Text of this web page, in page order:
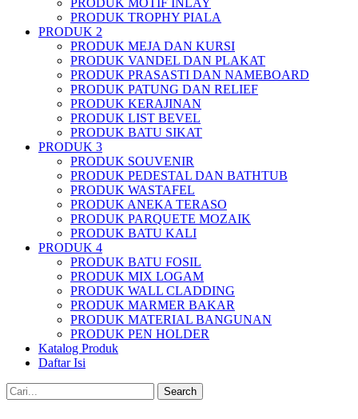
PRODUK MOTIF INLAY
PRODUK TROPHY PIALA
PRODUK 2
PRODUK MEJA DAN KURSI
PRODUK VANDEL DAN PLAKAT
PRODUK PRASASTI DAN NAMEBOARD
PRODUK PATUNG DAN RELIEF
PRODUK KERAJINAN
PRODUK LIST BEVEL
PRODUK BATU SIKAT
PRODUK 3
PRODUK SOUVENIR
PRODUK PEDESTAL DAN BATHTUB
PRODUK WASTAFEL
PRODUK ANEKA TERASO
PRODUK PARQUETE MOZAIK
PRODUK BATU KALI
PRODUK 4
PRODUK BATU FOSIL
PRODUK MIX LOGAM
PRODUK WALL CLADDING
PRODUK MARMER BAKAR
PRODUK MATERIAL BANGUNAN
PRODUK PEN HOLDER
Katalog Produk
Daftar Isi
Search